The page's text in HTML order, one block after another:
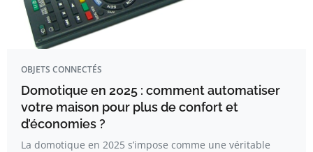
OBJETS CONNECTÉS
Domotique en 2025 : comment automatiser
votre maison pour plus de confort et
d’économies ?
La domotique en 2025 s’impose comme une véritable